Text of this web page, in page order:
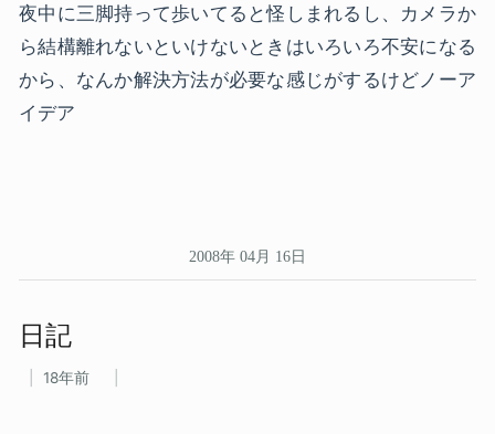
夜中に三脚持って歩いてると怪しまれるし、カメラか
ら結構離れないといけないときはいろいろ不安になる
から、なんか解決方法が必要な感じがするけどノーア
イデア
2008年 04月 16日
日記
18年前